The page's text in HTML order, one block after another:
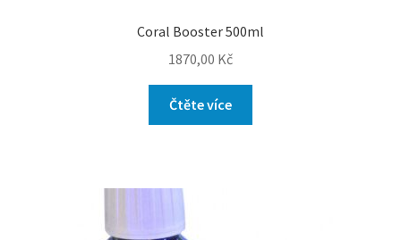
Coral Booster 500ml
1870,00 Kč
Čtěte více